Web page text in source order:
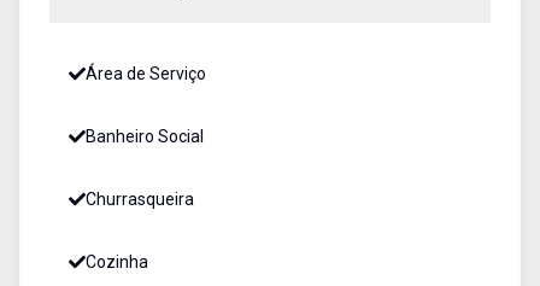
Área de Serviço
Banheiro Social
Churrasqueira
Cozinha